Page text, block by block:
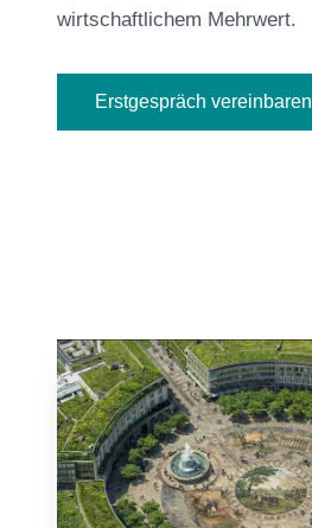
wirtschaftlichem Mehrwert.
Erstgespräch vereinbaren